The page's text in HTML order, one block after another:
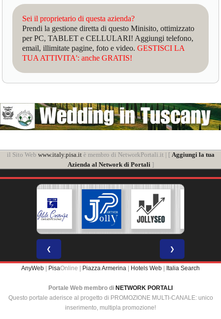
Sei il proprietario di questa azienda?
Prendi la gestione diretta di questo Minisito, ottimizzato
per PC, TABLET e CELLULARI! Aggiungi telefono,
email, illimitate pagine, foto e video.GESTISCI LA
TUA ATTIVITA': anche GRATIS!
il Sito Web www.italy.pisa.itè membro di NetworkPortali.it | [ Aggiungi la tua
Azienda al Network di Portali]
❮ ❯
AnyWeb PisaOnline | Piazza Armerina Hotels Web Italia Search
Portale Web membro di NETWORK PORTALI
Questo portale aderisce al progetto di PROMOZIONE MULTI-CANALE: unico
inserimento, multipla promozione!